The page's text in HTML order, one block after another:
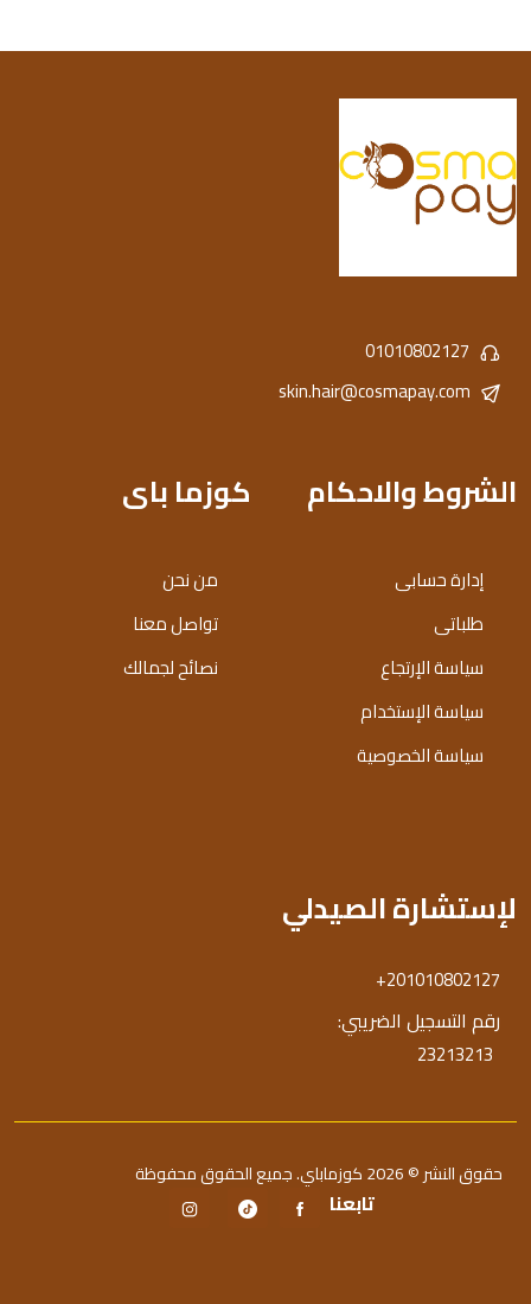
01010802127
skin.hair@cosmapay.com
الشروط والاحكام
إدارة حسابى
طلباتى
سياسة الإرتجاع
سياسة الإستخدام
سياسة الخصوصية
كوزما باى
من نحن
تواصل معنا
نصائح لجمالك
لإستشارة الصيدلي
+201010802127
رقم التسجيل الضريبي:
23213213
حقوق النشر © 2026 كوزماباي. جميع الحقوق محفوظة
تابعنا